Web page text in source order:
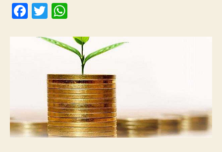
F
c
k
T
itt at
s
A
p
p